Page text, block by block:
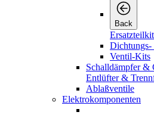
Back
Ventil-Kits
Schalldämpfer &
Entlüfter &
Ablaßventile
Elektrokomponenten